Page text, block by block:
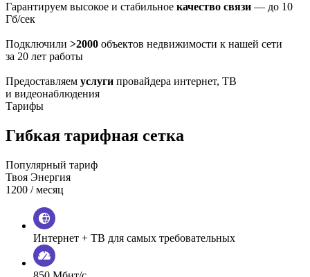
Гарантируем высокое и стабильное качество связи — до 10
Гб/сек
Подключили >2000 объектов недвижимости к нашей сети
за 20 лет работы
Предоставляем услуги провайдера интернет, ТВ
и видеонаблюдения
Тарифы
Гибкая тарифная сетка
Популярный тариф
Твоя Энергия
1200 / месяц
Интернет + ТВ для самых требовательных